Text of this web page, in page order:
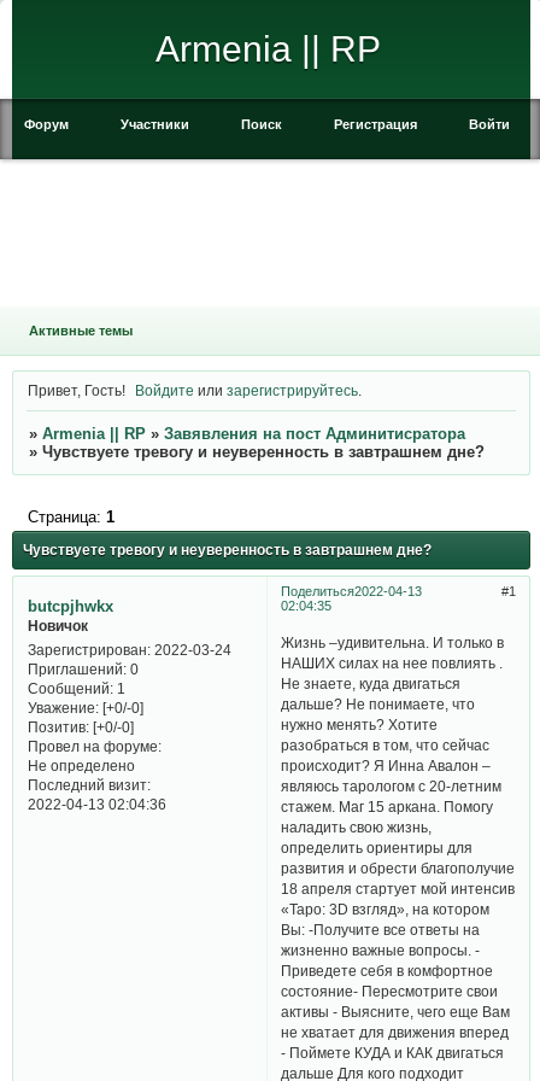
Armenia || RP
Форум Участники Поиск Регистрация Войти
Активные темы
Привет, Гость! Войдите илизарегистрируйтесь
» Armenia || RP » Завявления на пост Админитисратора
» Чувствуете тревогу и неуверенность в завтрашнем дне?
Чувствуете тревогу и неуверенность в завтрашнем дне?
Страница: 1
Поделиться 1
2022-04-13
02:04:35
butcpjhwkx
Новичок
Зарегистрирован: 2022-03-24
Приглашений:0
Сообщений:1
Уважение: [+0/-0]
Позитив: [+0/-0]
Провел на форуме:
Не определено
Последний визит:
2022-04-13 02:04:36
Жизнь –удивительна. И только в
НАШИХ силах на нее повлиять .
Не знаете, куда двигаться
дальше? Не понимаете, что
нужно менять? Хотите
разобраться в том, что сейчас
происходит? Я Инна Авалон –
являюсь тарологом с 20-летним
стажем. Маг 15 аркана. Помогу
наладить свою жизнь,
определить ориентиры для
развития и обрести благополучие
18 апреля стартует мой интенсив
«Таро: 3D взгляд», на котором
Вы: -Получите все ответы на
жизненно важные вопросы. -
Приведете себя в комфортное
состояние- Пересмотрите свои
активы - Выясните, чего еще Вам
не хватает для движения вперед
- Поймете КУДА и КАК двигаться
дальше Для кого подходит